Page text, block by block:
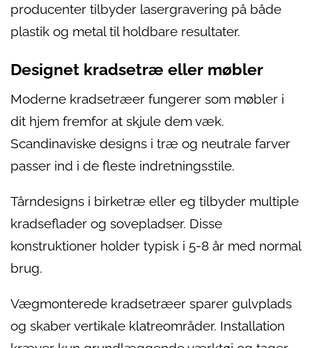
producenter tilbyder lasergravering på både
plastik og metal til holdbare resultater.
Designet kradsetræ eller møbler
Moderne kradsetræer fungerer som møbler i
dit hjem fremfor at skjule dem væk.
Scandinaviske designs i træ og neutrale farver
passer ind i de fleste indretningsstile.
Tårndesigns i birketræ eller eg tilbyder multiple
kradseflader og sovepladser. Disse
konstruktioner holder typisk i 5-8 år med normal
brug.
Vægmonterede kradsetræer sparer gulvplads
og skaber vertikale klatreområder. Installation